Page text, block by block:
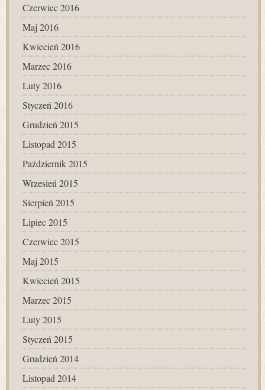
Czerwiec 2016
Maj 2016
Kwiecień 2016
Marzec 2016
Luty 2016
Styczeń 2016
Grudzień 2015
Listopad 2015
Październik 2015
Wrzesień 2015
Sierpień 2015
Lipiec 2015
Czerwiec 2015
Maj 2015
Kwiecień 2015
Marzec 2015
Luty 2015
Styczeń 2015
Grudzień 2014
Listopad 2014